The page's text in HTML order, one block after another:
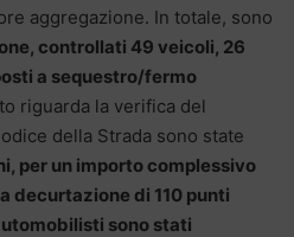
aggregazione. In totale, sono
controllati 49 veicoli, 26
a sequestro/fermo
riguarda la verifica del
della Strada sono state
per un importo complessivo
decurtazione di 110 punti
sono stati